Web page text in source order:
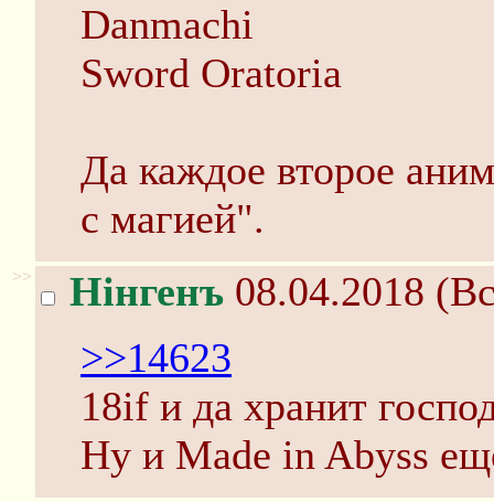
Danmachi
Sword Oratoria
Да каждое второе
с магией".
>> Нінгенъ 08.04.2018
>>14623
18if и да хранит
Ну и Made in Abyss